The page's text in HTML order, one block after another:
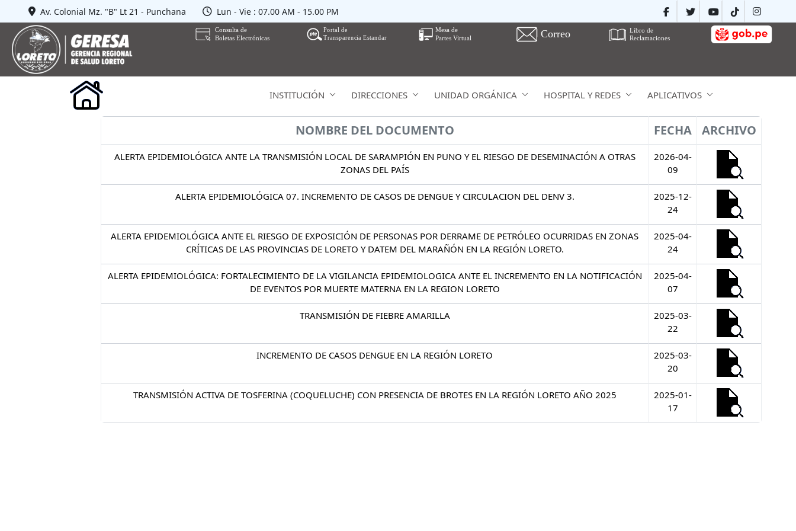
Av. Colonial Mz. "B" Lt 21 - Punchana Lun - Vie : 07.00 AM - 15.00 PM
INSTITUCIÓN DIRECCIONES UNIDAD ORGÁNICA HOSPITAL Y REDES APLICATIVOS
NOMBRE DEL DOCUMENTO FECHA ARCHIVO
ALERTA EPIDEMIOLÓGICA ANTE LA TRANSMISIÓN LOCAL DE SARAMPIÓN EN PUNO Y EL RIESGO DE DESEMINACIÓN A OTRAS
ZONAS DEL PAÍS
2026-04-
09
ALERTA EPIDEMIOLÓGICA 07. INCREMENTO DE CASOS DE DENGUE Y CIRCULACION DEL DENV 3.
2025-12-
24
ALERTA EPIDEMIOLÓGICA ANTE EL RIESGO DE EXPOSICIÓN DE PERSONAS POR DERRAME DE PETRÓLEO OCURRIDAS EN ZONAS
CRÍTICAS DE LAS PROVINCIAS DE LORETO Y DATEM DEL MARAÑÓN EN LA REGIÓN LORETO.
2025-04-
24
ALERTA EPIDEMIOLÓGICA: FORTALECIMIENTO DE LA VIGILANCIA EPIDEMIOLOGICA ANTE EL INCREMENTO EN LA NOTIFICACIÓN
DE EVENTOS POR MUERTE MATERNA EN LA REGION LORETO
2025-04-
07
TRANSMISIÓN DE FIEBRE AMARILLA
2025-03-
22
INCREMENTO DE CASOS DENGUE EN LA REGIÓN LORETO
2025-03-
20
TRANSMISIÓN ACTIVA DE TOSFERINA (COQUELUCHE) CON PRESENCIA DE BROTES EN LA REGIÓN LORETO AÑO 2025
2025-01-
17